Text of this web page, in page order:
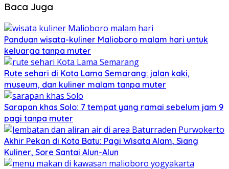
Baca Juga
Panduan wisata-kuliner Malioboro malam hari untuk
keluarga tanpa muter
Rute sehari di Kota Lama Semarang: jalan kaki,
museum, dan kuliner malam tanpa muter
Sarapan khas Solo: 7 tempat yang ramai sebelum jam 9
pagi tanpa muter
Akhir Pekan di Kota Batu: Pagi Wisata Alam, Siang
Kuliner, Sore Santai Alun-Alun